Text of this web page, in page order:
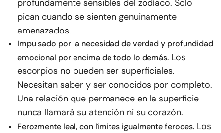
profundamente sensibles del zodíaco. Solo
pican cuando se sienten genuinamente
amenazados.
Impulsado por la necesidad de verdad y profundidad
emocional por encima de todo lo demás. Los
escorpios no pueden ser superficiales.
Necesitan saber y ser conocidos por completo.
Una relación que permanece en la superficie
nunca llamará su atención ni su corazón.
Ferozmente leal, con límites igualmente feroces. Los